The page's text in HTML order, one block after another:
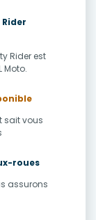
Rider est
Moto.
sait vous
roues
assurons